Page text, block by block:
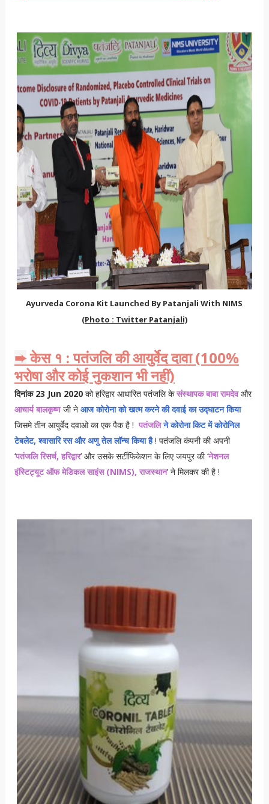
Ayurveda Corona Kit Launched By Patanjali With NIMS
(Photo : Twitter Patanjali)
➨केस १ : पतंजलि की आयुर्वेद दावा (100%
भरोषा और कोई नुकशान भी नहीं)
दिनांक 23 Jun 2020को हरिद्वार आधारित पतंजलि केसंस्थापक बाबा रामदेवऔर
आचार्य बालकृष्णजी ने आज कोरोना को खत्म करने की दवाई का उद्घाटन किया
जिसमे तीन आयुर्वेद दवाओ का एक पैक है ! पतंजलिने कोरोना किट में कोरोनिल
टेबलेट, श्वासारि रस और अणु तेल लॉन्च किया है! पतंजलि कंपनी की अपनी
‘पतंजलि रिसर्च, हरिद्वार’ और उसके सर्टीफिकेशन के लिए जयपुर की ‘नेशनल
इंस्टिट्यूट ऑफ मेडिकल साइंस (NIMS), राजस्थान’ ने मिलकर की है !